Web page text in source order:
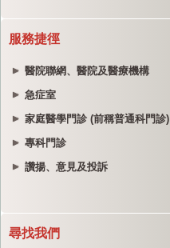
服務捷徑
醫院聯網、醫院及醫療機構
急症室
家庭醫學門診 (前稱普通科門診)
專科門診
讚揚、意見及投訴
尋找我們